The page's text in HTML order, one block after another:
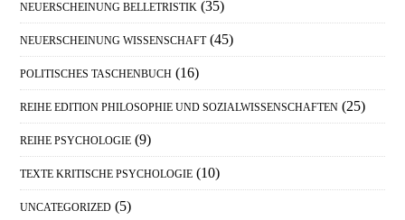
NEUERSCHEINUNG BELLETRISTIK (35)
NEUERSCHEINUNG WISSENSCHAFT (45)
POLITISCHES TASCHENBUCH (16)
REIHE EDITION PHILOSOPHIE UND SOZIALWISSENSCHAFTEN (25)
REIHE PSYCHOLOGIE (9)
TEXTE KRITISCHE PSYCHOLOGIE (10)
UNCATEGORIZED (5)